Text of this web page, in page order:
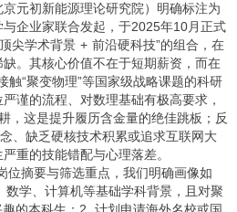
元初新能源理论研究院）明确标注为
企业家联合发起，于2025年10月正式
尖学术背景 + 前沿硬科技”的组合，在
。其核心价值不在于短期薪资，而在
触“聚变物理”等国家级战略课题的科研
谨的流程、对数理基础有极高要求，
，这是提升履历含金量的绝佳跳板；反
、缺乏硬核技术积累或追求互联网大
重的技能错配与心理落差。
位摘要与筛选重点，我们明确画像如
数学、计算机等基础学科背景，且对聚